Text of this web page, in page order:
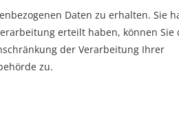
Daten zu erhalten. Sie
erteilt haben, können Sie
der Verarbeitung Ihrer
zu.